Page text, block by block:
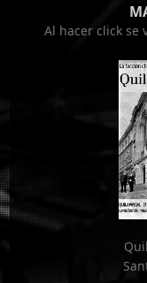
Al hacer click se